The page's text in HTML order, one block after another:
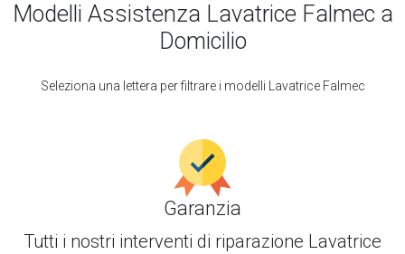
Modelli Assistenza Lavatrice Falmec a
Domicilio
Seleziona una lettera per filtrare i modelli Lavatrice Falmec
Garanzia
Tutti i nostri interventi di riparazione Lavatrice